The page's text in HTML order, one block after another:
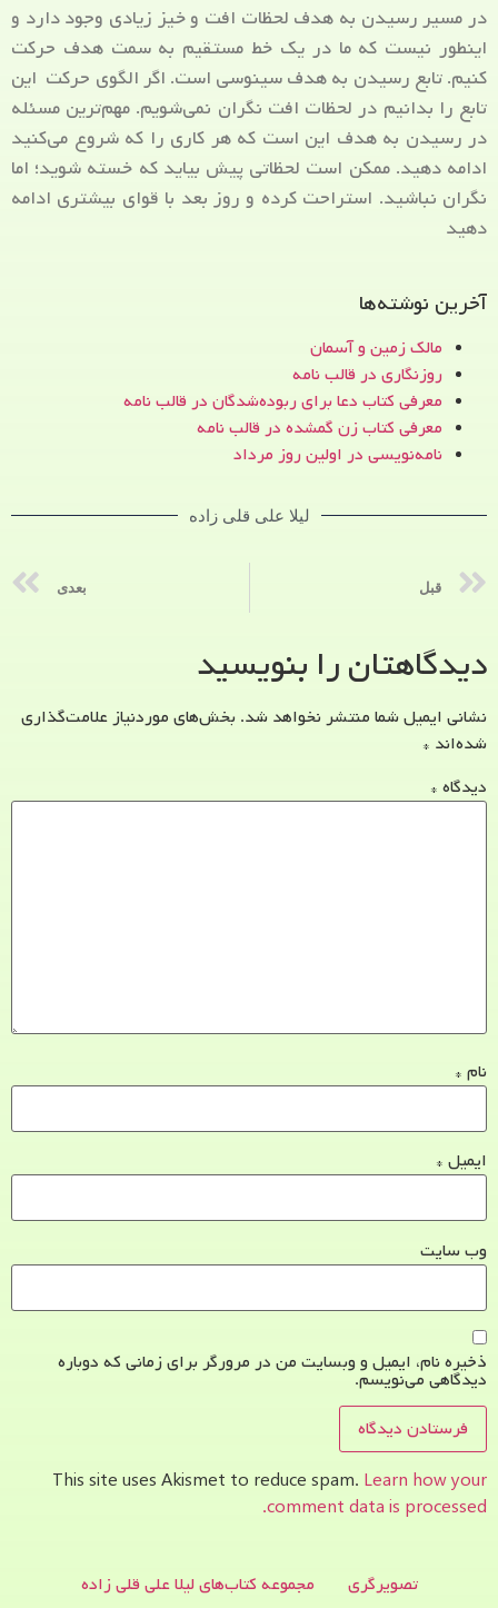
در مسیر رسیدن به هدف لحظات افت و خیز زیادی وجود دارد و
اینطور نیست که ما در یک خط مستقیم به سمت هدف حرکت
کنیم. تابع رسیدن به هدف سینوسی است. اگر الگوی حرکت این
تابع را بدانیم در لحظات افت نگران نمی‌شویم. مهم‌ترین مسئله
در رسیدن به هدف این است که هر کاری را که شروع می‌کنید
ادامه دهید. ممکن است لحظاتی پیش بیاید که خسته شوید؛ اما
نگران نباشید. استراحت کرده و روز بعد با قوای بیشتری ادامه
دهید
آخرین نوشته‌ها
مالک زمین و آسمان
روزنگاری در قالب نامه
معرفی کتاب دعا برای ربوده‌شدگان در قالب نامه
معرفی کتاب زن‌ گمشده در قالب نامه
نامه‌نویسی در اولین روز مرداد
لیلا علی قلی زاده
قبل بعدی
دیدگاهتان را بنویسید
نشانی ایمیل شما منتشر نخواهد شد. بخش‌های موردنیاز علامت‌گذاری
شده‌اند *
دیدگاه *
نام *
ایمیل *
وب‌ سایت
ذخیره نام، ایمیل و وبسایت من در مرورگر برای زمانی که دوباره
دیدگاهی می‌نویسم.
This site uses Akismet to reduce spam. Learn how your
comment data is processed.
تصویرگری
مجموعه کتاب‌های لیلا علی قلی زاده